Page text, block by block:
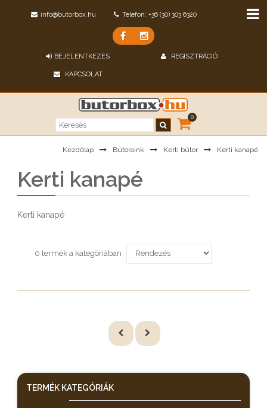
info@butorbox.hu Telefon: +36 (30) 303 6320
BEJELENTKEZÉS REGISZTRÁCIÓ
KAPCSOLAT
0
Kezdőlap Bútoraink Kerti bútor Kerti kanapé
Kerti kanapé
Kerti kanapé
0 termék a kategóriában
TERMÉK KATEGÓRIÁK